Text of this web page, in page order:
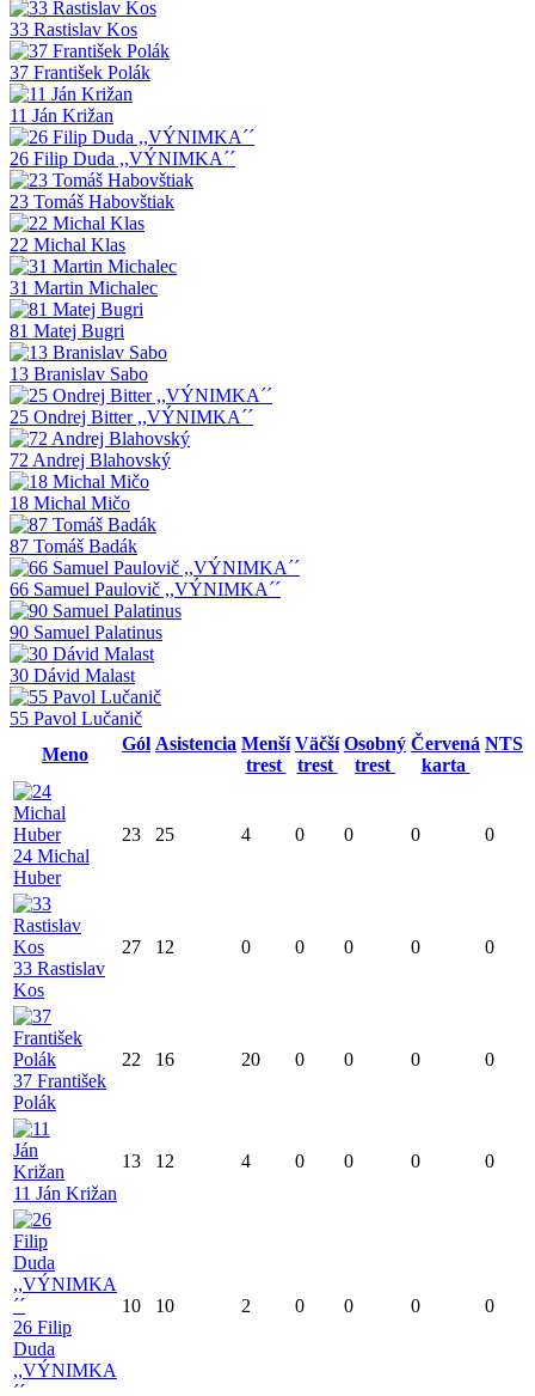
33 Rastislav Kos
37 František Polák
11 Ján Križan
26 Filip Duda ,,VÝNIMKA´´
23 Tomáš Habovštiak
22 Michal Klas
31 Martin Michalec
81 Matej Bugri
13 Branislav Sabo
25 Ondrej Bitter ,,VÝNIMKA´´
72 Andrej Blahovský
18 Michal Mičo
87 Tomáš Badák
66 Samuel Paulovič ,,VÝNIMKA´´
90 Samuel Palatinus
30 Dávid Malast
55 Pavol Lučanič
Meno
Gól Asistencia Menší
trest
Väčší
trest
Osobný
trest
Červená
karta
NTS
24 Michal
Huber
23 25 4 0 0 0 0
33 Rastislav
Kos
27 12 0 0 0 0 0
37 František
Polák
22 16 20 0 0 0 0
11 Ján Križan
13 12 4 0 0 0 0
26 Filip
Duda
,,VÝNIMKA
´´
10 10 2 0 0 0 0